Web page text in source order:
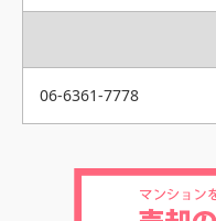
06-6361-7778